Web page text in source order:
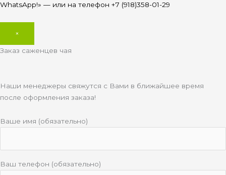
WhatsApp!» — или на телефон +7 (918)358-01-29
×
Заказ саженцев чая
Наши менеджеры свяжутся с Вами в ближайшее время
после оформления заказа!
Ваше имя (обязательно)
Ваш телефон (обязательно)